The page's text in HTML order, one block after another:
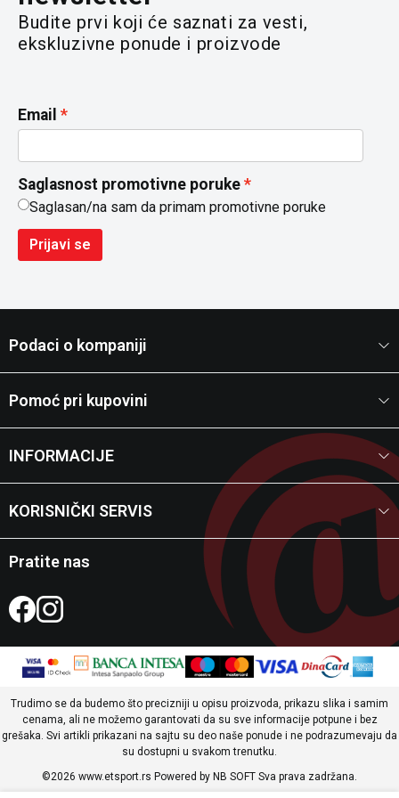
Budite prvi koji će saznati za vesti,
ekskluzivne ponude i proizvode
Email
Saglasnost promotivne poruke
Saglasan/na sam da primam promotivne poruke
Prijavi se
Podaci o kompaniji
Pomoć pri kupovini
INFORMACIJE
KORISNIČKI SERVIS
Pratite nas
Trudimo se da budemo što precizniji u opisu proizvoda, prikazu slika i samim
cenama, ali ne možemo garantovati da su sve informacije potpune i bez
grešaka. Svi artikli prikazani na sajtu su deo naše ponude i ne podrazumevaju da
su dostupni u svakom trenutku.
©2026 www.etsport.rs Powered by NB SOFT Sva prava zadržana.